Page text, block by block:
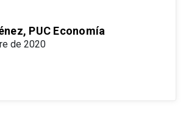
PUC Economía
de 2020